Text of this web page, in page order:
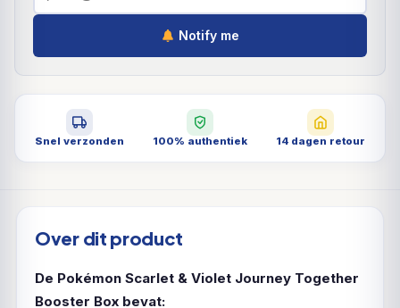
Notify me
Snel verzonden 100% authentiek 14 dagen retour
Over dit product
De Pokémon Scarlet & Violet Journey Together
Booster Box bevat: